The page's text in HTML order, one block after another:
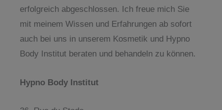
erfolgreich abgeschlossen. Ich freue mich Sie
mit meinem Wissen und Erfahrungen ab sofort
auch bei uns in unserem Kosmetik und Hypno
Body Institut beraten und behandeln zu können.
Hypno Body Institut